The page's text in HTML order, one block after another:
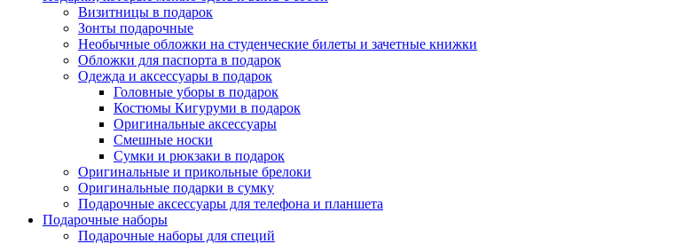
Визитницы в подарок
Зонты подарочные
Необычные обложки на студенческие билеты и зачетные книжки
Обложки для паспорта в подарок
Одежда и аксессуары в подарок
Головные уборы в подарок
Костюмы Кигуруми в подарок
Оригинальные аксессуары
Смешные носки
Сумки и рюкзаки в подарок
Оригинальные и прикольные брелоки
Оригинальные подарки в сумку
Подарочные аксессуары для телефона и планшета
Подарочные наборы
Подарочные наборы для специй